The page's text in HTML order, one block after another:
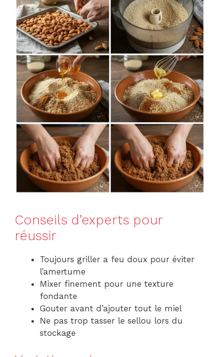
Conseils d’experts pour
réussir
Toujours griller a feu doux pour éviter
l’amertume
Mixer finement pour une texture
fondante
Gouter avant d’ajouter tout le miel
Ne pas trop tasser le sellou lors du
stockage